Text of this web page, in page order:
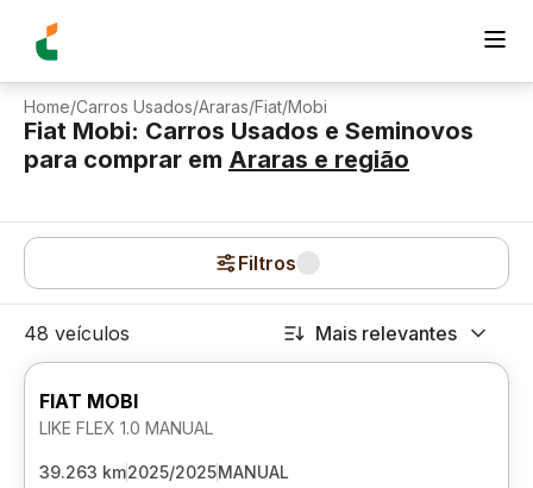
Home/Carros Usados/Araras/Fiat/Mobi
Fiat Mobi: Carros Usados e Seminovos
para comprar em Araras e região
Filtros
48 veículos Mais relevantes
FIAT MOBI
LIKE FLEX 1.0 MANUAL
39.263 km2025/2025MANUAL